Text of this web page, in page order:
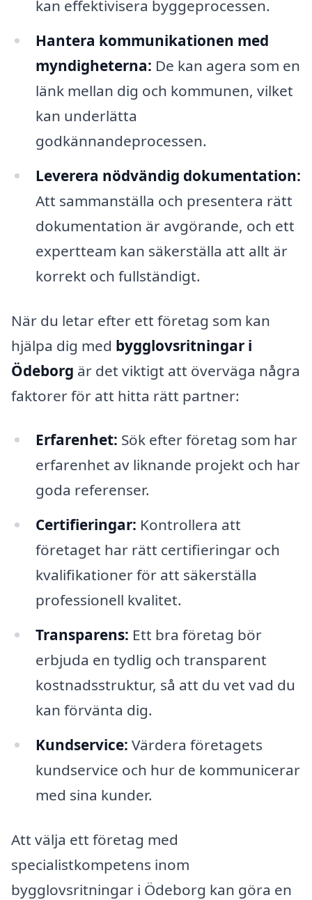
kan effektivisera byggeprocessen.
Hantera kommunikationen med
myndigheterna: De kan agera som en
länk mellan dig och kommunen, vilket
kan underlätta
godkännandeprocessen.
Leverera nödvändig dokumentation:
Att sammanställa och presentera rätt
dokumentation är avgörande, och ett
expertteam kan säkerställa att allt är
korrekt och fullständigt.
När du letar efter ett företag som kan
hjälpa dig med bygglovsritningar i
Ödeborg är det viktigt att överväga några
faktorer för att hitta rätt partner:
Erfarenhet: Sök efter företag som har
erfarenhet av liknande projekt och har
goda referenser.
Certifieringar: Kontrollera att
företaget har rätt certifieringar och
kvalifikationer för att säkerställa
professionell kvalitet.
Transparens: Ett bra företag bör
erbjuda en tydlig och transparent
kostnadsstruktur, så att du vet vad du
kan förvänta dig.
Kundservice: Värdera företagets
kundservice och hur de kommunicerar
med sina kunder.
Att välja ett företag med
specialistkompetens inom
bygglovsritningar i Ödeborg kan göra en